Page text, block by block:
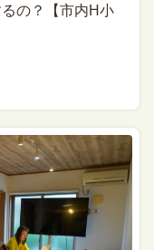
の？【市内H小